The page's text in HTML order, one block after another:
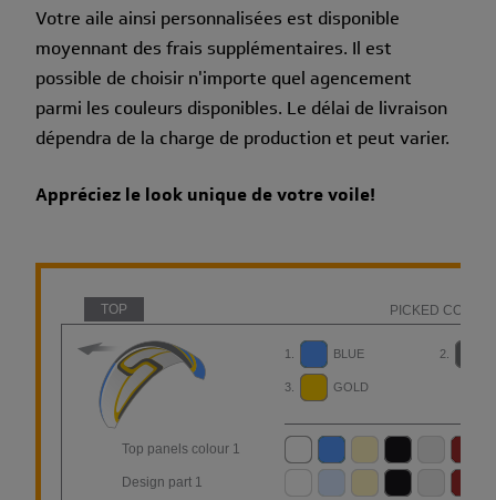
Votre aile ainsi personnalisées est disponible
moyennant des frais supplémentaires. Il est
possible de choisir n'importe quel agencement
parmi les couleurs disponibles. Le délai de livraison
dépendra de la charge de production et peut varier.
Appréciez le look unique de votre voile!